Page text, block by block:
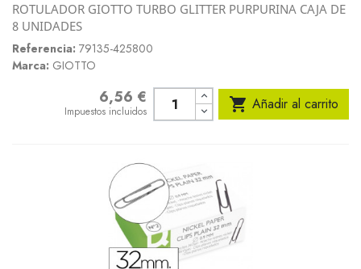
ROTULADOR GIOTTO TURBO GLITTER PURPURINA CAJA DE
8 UNIDADES
Referencia: 79135-425800
Marca: GIOTTO
6,56 €
Impuestos incluidos  Añadir al carrito